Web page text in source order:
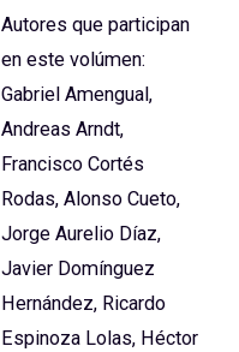
Autores que participan
en este volúmen:
Gabriel Amengual,
Andreas Arndt,
Francisco Cortés
Rodas, Alonso Cueto,
Jorge Aurelio Díaz,
Javier Domínguez
Hernández, Ricardo
Espinoza Lolas, Héctor